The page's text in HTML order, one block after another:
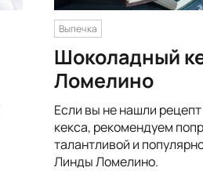
Выпечка
Шоколадный
Ломелино
Если вы не нашли
кекса, рекомендуем
талантливой и
Линды Ломелино.